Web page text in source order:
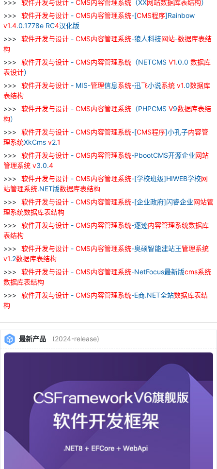
软件开发与设计 - CMS内容管理系统 （XX网站数据库表结构）
软件开发与设计 - CMS内容管理系统-[CMS程序]Rainbow
v1.4.0.1778e RC4汉化版
软件开发与设计 - CMS内容管理系统-狼人科技网站-数据库表结
构
软件开发与设计 - CMS内容管理系统 （NETCMS V1.0.0 数据库
表设计）
软件开发与设计 - MIS-管理信息系统-迅飞小说系统 v1.0数据库
表结构
软件开发与设计 - CMS内容管理系统 （PHPCMS V9数据库表结
构）
软件开发与设计 - CMS内容管理系统-[CMS程序]小孔子内容管
理系统XkCms v2.1
软件开发与设计 - CMS内容管理系统-PbootCMS开源企业网站
管理系统 v3.0.4
软件开发与设计 - CMS内容管理系统-[学校班级]HIWEB学校网
站管理系统.NET版数据库表结构
软件开发与设计 - CMS内容管理系统-[企业政府]闪睿企业网站管
理系统数据库表结构
软件开发与设计 - CMS内容管理系统-逐迹内容管理系统数据库
表结构
软件开发与设计 - CMS内容管理系统-奥硕智能建站王管理系统
v1.2数据库表结构
软件开发与设计 - CMS内容管理系统-NetFocus最新版cms系统
数据库表结构
软件开发与设计 - CMS内容管理系统-E商.NET全站数据库表结
构
最新产品 (2024-release)